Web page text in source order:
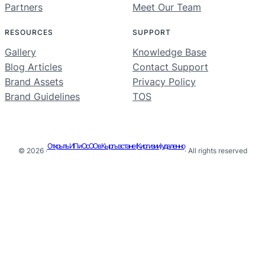
Partners
Meet Our Team
RESOURCES
Gallery
Blog Articles
Brand Assets
Brand Guidelines
SUPPORT
Knowledge Base
Contact Support
Privacy Policy
TOS
© 2026 ·
Открыть ИП и ОсОО в Кыргызстане (Киргизии) удаленно
· All rights reserved